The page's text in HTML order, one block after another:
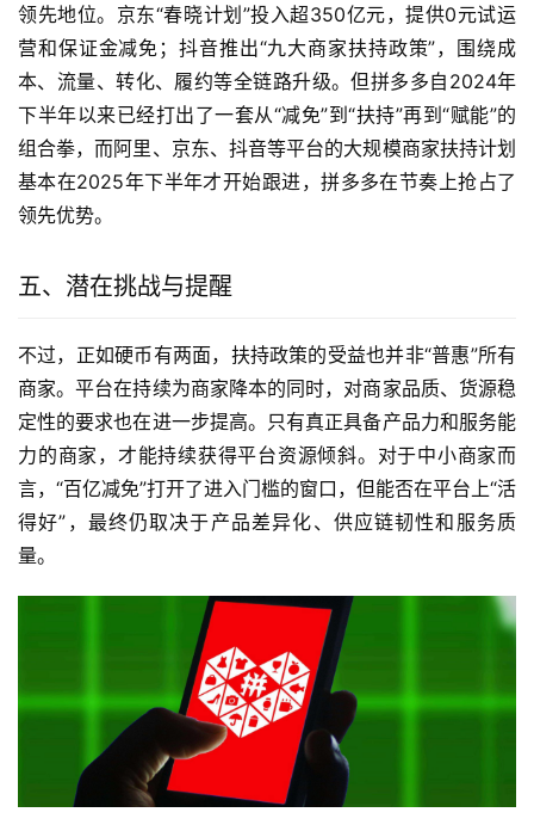
领先地位。京东“春晓计划”投入超350亿元，提供0元试运
营和保证金减免；抖音推出“九大商家扶持政策”，围绕成
本、流量、转化、履约等全链路升级。但拼多多自2024年
下半年以来已经打出了一套从“减免”到“扶持”再到“赋能”的
组合拳，而阿里、京东、抖音等平台的大规模商家扶持计划
基本在2025年下半年才开始跟进，拼多多在节奏上抢占了
领先优势。
五、潜在挑战与提醒
不过，正如硬币有两面，扶持政策的受益也并非“普惠”所有
商家。平台在持续为商家降本的同时，对商家品质、货源稳
定性的要求也在进一步提高。只有真正具备产品力和服务能
力的商家，才能持续获得平台资源倾斜。对于中小商家而
言，“百亿减免”打开了进入门槛的窗口，但能否在平台上“活
得好”，最终仍取决于产品差异化、供应链韧性和服务质
量。